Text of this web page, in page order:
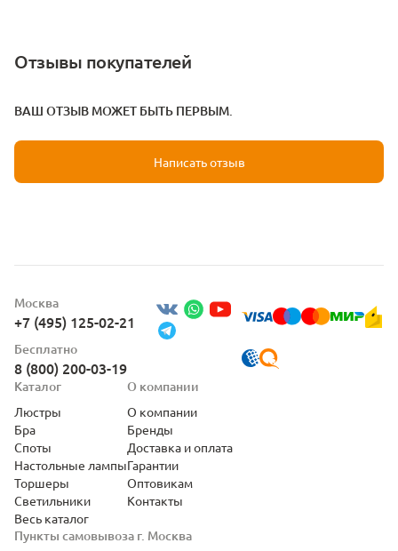
Отзывы покупателей
ВАШ ОТЗЫВ МОЖЕТ БЫТЬ ПЕРВЫМ.
Написать отзыв
Москва
+7 (495) 125-02-21
Бесплатно
8 (800) 200-03-19
Пункты самовывоза г. Москва
Каталог
Люстры
Бра
Споты
Настольные лампы
Торшеры
Светильники
Весь каталог
О компании
О компании
Бренды
Доставка и оплата
Гарантии
Оптовикам
Контакты